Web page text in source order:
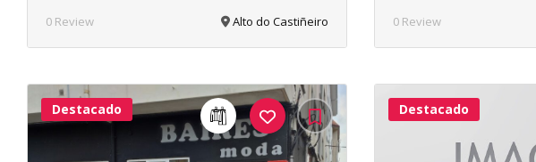
0 Review Alto do Castiñeiro 0 Review
24Me
Destacado Destacado